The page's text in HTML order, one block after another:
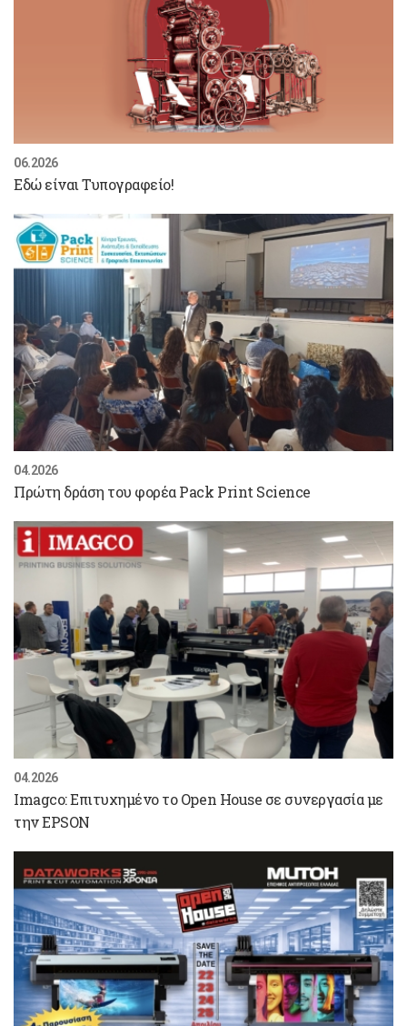
06.2026
Εδώ είναι Τυπογραφείο!
04.2026
Πρώτη δράση του φορέα Pack Print Science
04.2026
Imagco: Επιτυχημένο το Open House σε συνεργασία με
την EPSON